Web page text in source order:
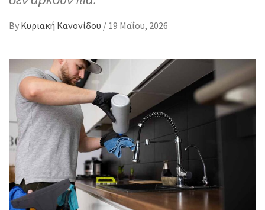
By Κυριακή Κανονίδου / 19 Μαΐου, 2026